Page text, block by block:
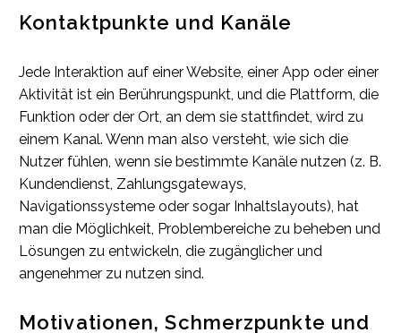
Kontaktpunkte und Kanäle
Jede Interaktion auf einer Website, einer App oder einer
Aktivität ist ein Berührungspunkt, und die Plattform, die
Funktion oder der Ort, an dem sie stattfindet, wird zu
einem Kanal. Wenn man also versteht, wie sich die
Nutzer fühlen, wenn sie bestimmte Kanäle nutzen (z. B.
Kundendienst, Zahlungsgateways,
Navigationssysteme oder sogar Inhaltslayouts), hat
man die Möglichkeit, Problembereiche zu beheben und
Lösungen zu entwickeln, die zugänglicher und
angenehmer zu nutzen sind.
Motivationen, Schmerzpunkte und